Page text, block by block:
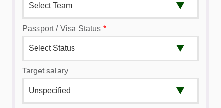
Passport / Visa Status *
Target salary